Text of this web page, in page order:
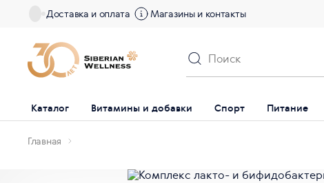
Доставка и оплата Магазины и контакты
Каталог Витамины и добавки Спорт Питание
Главная